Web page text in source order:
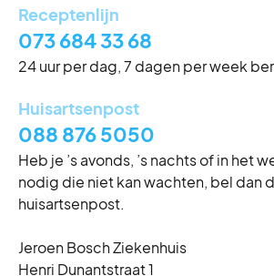
Receptenlijn
073 684 33 68
24 uur per dag, 7 dagen per week
Huisartsenpost
088 876 5050
Heb je ’s avonds, ’s nachts of in het
nodig die niet kan wachten, bel dan
huisartsenpost.
Jeroen Bosch Ziekenhuis
Henri Dunantstraat 1
Eerste kerstdag
Vrijdag 25 december
Zaterdag 26 december